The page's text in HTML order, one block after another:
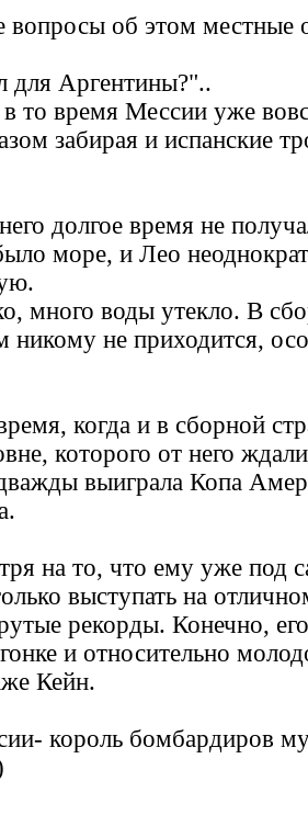
об этом местные
для Аргентины?"..
то время Мессии уже
забирая и испанские
долгое время не
море, и Лео
много воды утекло. В
никому не приходится,
когда и в сборной
которого от него
выиграла Копа
на то, что ему уже под
выступать на
рекорды. Конечно,
и относительно
Кейн.
король бомбардиров